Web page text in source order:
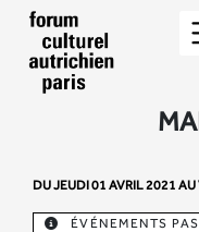
DU JEUDI 01 AVRIL 2021
ÉVÉNEMENTS